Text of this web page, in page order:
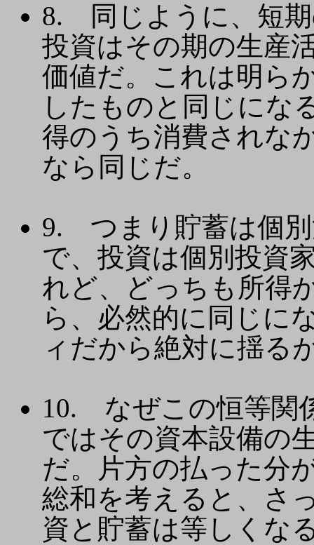
8. 同じように、短期
投資はその期の生産
価値だ。これは明ら
したものと同じにな
得のうち消費されな
なら同じだ。
9. つまり貯蓄は個別
で、投資は個別投資
れど、どっちも所得
ら、必然的に同じに
ィだから絶対に揺る
10. なぜこの恒等関
ではその資本設備の
だ。片方の払った分
総和を考えると、さ
資と貯蓄は等しくな